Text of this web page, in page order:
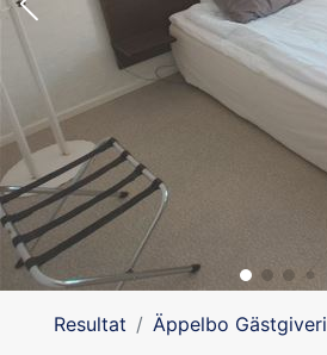
Resultat Äppelbo Gästgiveri